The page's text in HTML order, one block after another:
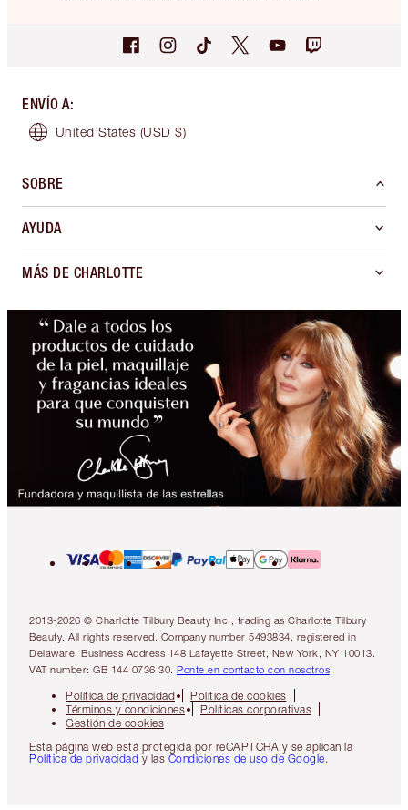
ENVÍO A:
United States (USD $)
SOBRE
AYUDA
MÁS DE CHARLOTTE
2013-2026 © Charlotte Tilbury Beauty Inc., trading as Charlotte Tilbury
Beauty. All rights reserved. Company number 5493834, registered in
Delaware. Business Address 148 Lafayette Street, New York, NY 10013.
VAT number: GB 144 0736 30. Ponte en contacto con nosotros
Política de privacidad
Política de cookies
Términos y condiciones
Políticas corporativas
Gestión de cookies
Esta página web está protegida por reCAPTCHA y se aplican la
Política de privacidad y las Condiciones de uso de Google.